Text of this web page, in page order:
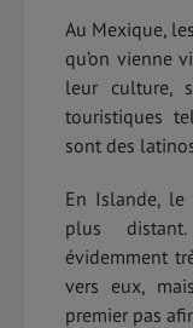
Au Mexique,
qu’on vienne
leur culture,
touristiques
sont des
En Islande,
plus
évidemment
vers eux,
premier pas